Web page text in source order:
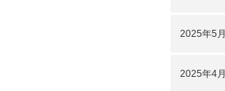
2025年5月
2025年4月